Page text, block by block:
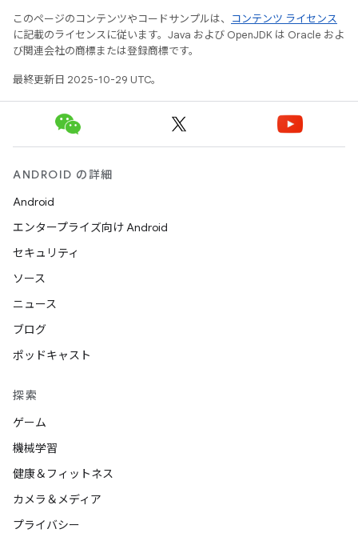
このページのコンテンツやコードサンプルは、
コンテンツ ライセンス
に記載のライセンスに従います。Java および OpenJDK は Oracle およ
び関連会社の商標または登録商標です。
最終更新日 2025-10-29 UTC。
ANDROID の詳細
Android
エンタープライズ向け Android
セキュリティ
ソース
ニュース
ブログ
ポッドキャスト
探索
ゲーム
機械学習
健康＆フィットネス
カメラ＆メディア
プライバシー